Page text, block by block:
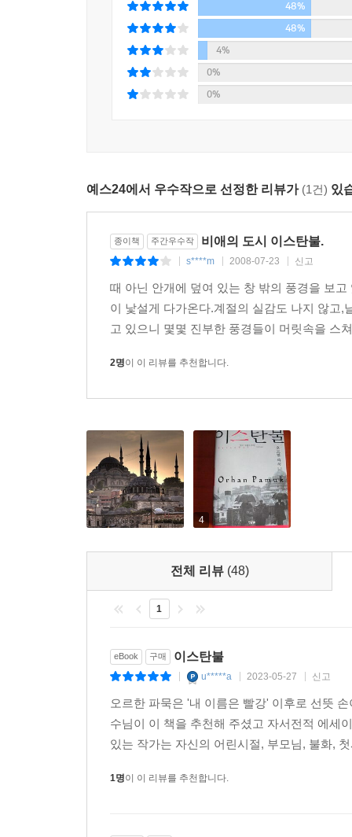
48%
48%
4%
0%
0%
예스24에서 우수작으로 선정한 리뷰가 (1건) 있
종이책 주간우수작 비애의 도시 이스탄불.
s****m 2008-07-23 신고
때 아닌 안개에 덮여 있는 창 밖의 풍경을 보
이 낯설게 다가온다.계절의 실감도 나지 않고
고 있으니 몇몇 진부한 풍경들이 머릿속을 스
2명이 이 리뷰를 추천합니다.
4
전체 리뷰 (48)
1
eBook 구매 이스탄불
u*****a 2023-05-27 신고
오르한 파묵은 '내 이름은 빨강' 이후로 선뜻
수님이 이 책을 추천해 주셨고 자서전적 에세
있는 작가는 자신의 어린시절, 부모님, 불화,
1명이 이 리뷰를 추천합니다.